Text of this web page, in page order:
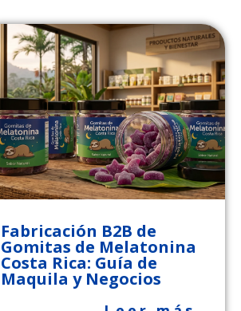
Fabricación B2B de
Gomitas de Melatonina
Costa Rica: Guía de
Maquila y Negocios